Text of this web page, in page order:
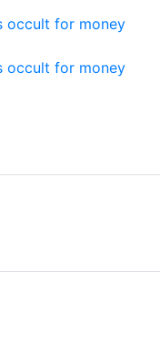
occult for money
occult for money